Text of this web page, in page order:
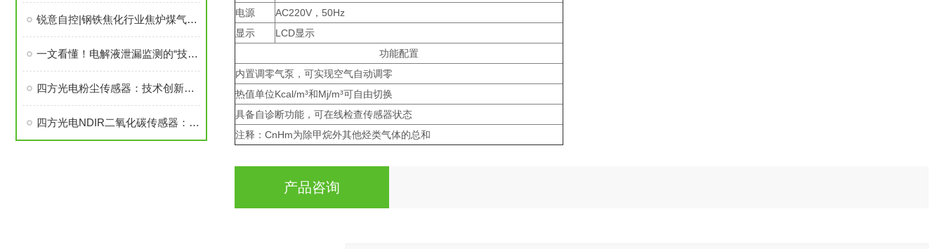
锐意自控|钢铁焦化行业焦炉煤气利用技术及红外烟气分析仪器介绍
一文看懂！电解液泄漏监测的“技术擂台”
四方光电粉尘传感器：技术创新，助力全球市场发展
四方光电NDIR二氧化碳传感器：您的侦“碳”先锋已上线
电源
AC220V，50Hz
显示
LCD显示
功能配置
内置调零气泵，可实现空气自动调零
热值单位Kcal/m³和Mj/m³可自由切换
具备自诊断功能，可在线检查传感器状态
注释：CnHm为除甲烷外其他烃类气体的总和
产品咨询